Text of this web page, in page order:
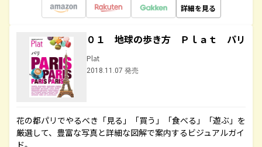
詳細を見る
０１ 地球の歩き方 Ｐｌａｔ パリ
Plat
2018.11.07 発売
花の都パリでやるべき「見る」「買う」「食べる」「遊ぶ」を
厳選して、豊富な写真と詳細な図解で案内するビジュアルガイ
ド。